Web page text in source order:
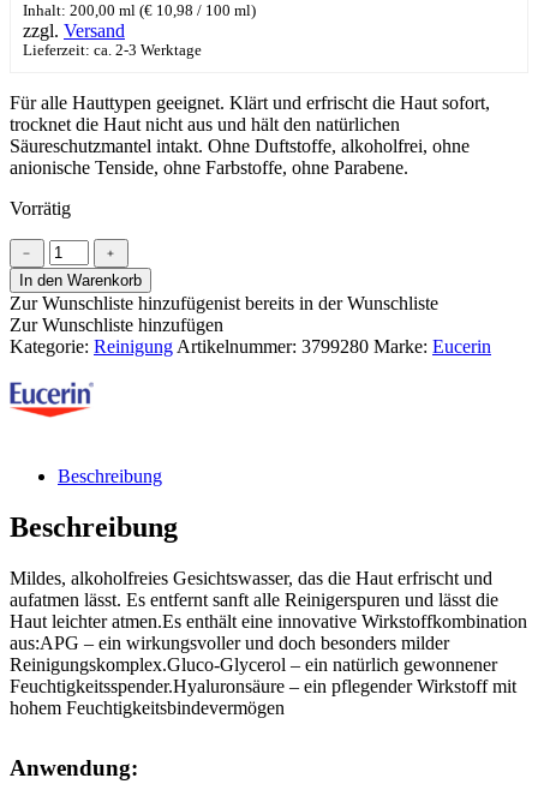
Inhalt: 200,00 ml (€ 10,98 / 100 ml)
zzgl. Versand
Lieferzeit: ca. 2-3 Werktage
Für alle Hauttypen geeignet. Klärt und erfrischt die Haut sofort,
trocknet die Haut nicht aus und hält den natürlichen
Säureschutzmantel intakt. Ohne Duftstoffe, alkoholfrei, ohne
anionische Tenside, ohne Farbstoffe, ohne Parabene.
Vorrätig
Eucerin
DermatoCLEAN
[HYALURON]
Klärendes
Gesichtswasser
Menge
﹣
﹢
In den Warenkorb
Zur Wunschliste hinzufügenist bereits in der Wunschliste
Zur Wunschliste hinzufügen
Kategorie: Reinigung Artikelnummer: 3799280 Marke: Eucerin
Beschreibung
Beschreibung
Mildes, alkoholfreies Gesichtswasser, das die Haut erfrischt und
aufatmen lässt. Es entfernt sanft alle Reinigerspuren und lässt die
Haut leichter atmen.Es enthält eine innovative Wirkstoffkombination
aus:APG – ein wirkungsvoller und doch besonders milder
Reinigungskomplex.Gluco-Glycerol – ein natürlich gewonnener
Feuchtigkeitsspender.Hyaluronsäure – ein pflegender Wirkstoff mit
hohem Feuchtigkeitsbindevermögen
Anwendung: